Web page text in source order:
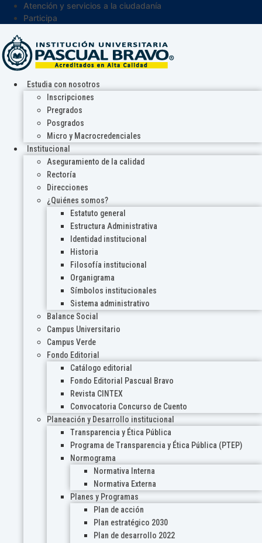
Atención y servicios a la ciudadanía
Participa
Estudia con nosotros
Inscripciones
Pregrados
Posgrados
Micro y Macrocredenciales
Institucional
Aseguramiento de la calidad
Rectoría
Direcciones
¿Quiénes somos?
Estatuto general
Estructura Administrativa
Identidad institucional
Historia
Filosofía institucional
Organigrama
Símbolos institucionales
Sistema administrativo
Balance Social
Campus Universitario
Campus Verde
Fondo Editorial
Catálogo editorial
Fondo Editorial Pascual Bravo
Revista CINTEX
Convocatoria Concurso de Cuento
Planeación y Desarrollo institucional
Transparencia y Ética Pública
Programa de Transparencia y Ética Pública (PTEP)
Normograma
Normativa Interna
Normativa Externa
Planes y Programas
Plan de acción
Plan estratégico 2030
Plan de desarrollo 2022